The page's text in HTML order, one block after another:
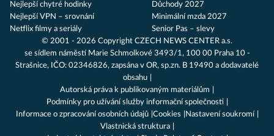
Nejlepší chytré hodinky
Nejlepší VPN – srovnání
Netflix filmy a seriály
Důchody 2027
Minimální mzda 2027
Senior Pas – slevy
© 2001 - 2026 Copyright CZECH NEWS CENTER a.s.
se sídlem náměstí Marie Schmolkové 3493/1, 100 00 Praha 10 -
Strašnice, IČO: 02346826, zapsána v OR, sp.zn. B 19490 a dodavatelé
obsahu
Autorská práva k publikovaným materiálům
Podmínky pro užívání služby informační společnosti
Informace o zpracování osobních údajů Cookies
Nastavení soukromí
Vlastnická struktura